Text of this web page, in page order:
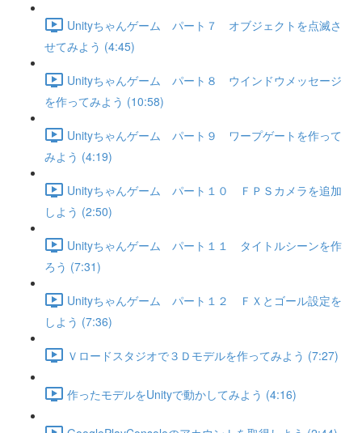
Unityちゃんゲーム パート７ オブジェクトを点滅さ
せてみよう (4:45)
Unityちゃんゲーム パート８ ウインドウメッセージ
を作ってみよう (10:58)
Unityちゃんゲーム パート９ ワープゲートを作って
みよう (4:19)
Unityちゃんゲーム パート１０ ＦＰＳカメラを追加
しよう (2:50)
Unityちゃんゲーム パート１１ タイトルシーンを作
ろう (7:31)
Unityちゃんゲーム パート１２ ＦＸとゴール設定を
しよう (7:36)
Ｖロードスタジオで３Ｄモデルを作ってみよう (7:27)
作ったモデルをUnityで動かしてみよう (4:16)